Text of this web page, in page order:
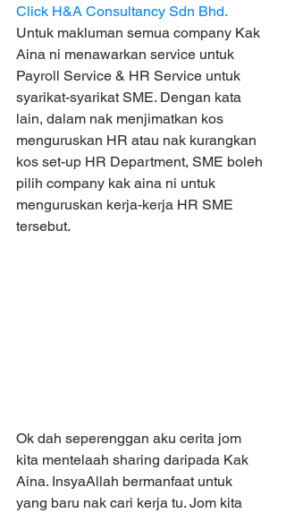
Click H&A Consultancy Sdn Bhd.
Untuk makluman semua company Kak
Aina ni menawarkan service untuk
Payroll Service & HR Service untuk
syarikat-syarikat SME. Dengan kata
lain, dalam nak menjimatkan kos
menguruskan HR atau nak kurangkan
kos set-up HR Department, SME boleh
pilih company kak aina ni untuk
menguruskan kerja-kerja HR SME
tersebut.
Ok dah seperenggan aku cerita jom
kita mentelaah sharing daripada Kak
Aina. InsyaAllah bermanfaat untuk
yang baru nak cari kerja tu. Jom kita